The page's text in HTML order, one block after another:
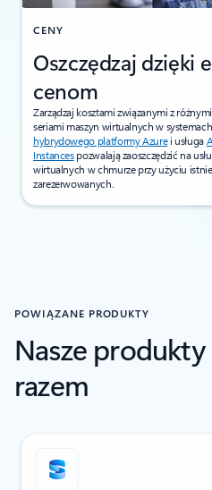
CENY
Oszczędzaj dzięki
cenom
Zarządzaj kosztami związanymi z
seriami maszyn wirtualnych w
hybrydowego platformy Azurei usługa
Instancespozwalają zaoszczędzić na
wirtualnych w chmurze przy użyciu
zarezerwowanych.
POWIĄZANE PRODUKTY
Nasze produkty
razem
Przewijanie sekcji Zasoby —